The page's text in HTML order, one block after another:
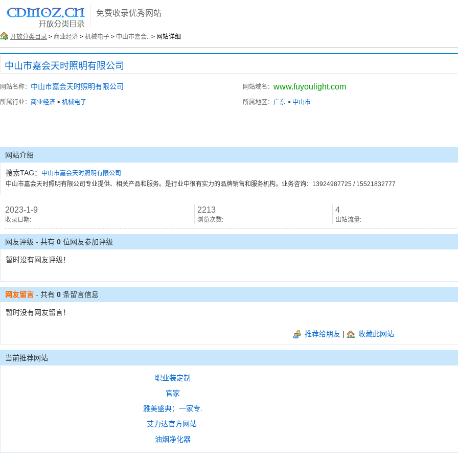
免费收录优秀网站
开放分类目录 > 商业经济 > 机械电子 > 中山市嘉会.. > 网站详细
中山市嘉会天时照明有限公司
网站名称： 中山市嘉会天时照明有限公司 网站域名： www.fuyoulight.com
所属行业： 商业经济 > 机械电子 所属地区： 广东 > 中山市
网站介绍
搜索TAG：
中山市嘉会天时照明有限公司
中山市嘉会天时照明有限公司专业提供、相关产品和服务。是行业中很有实力的品牌销售和服务机构。业务咨询：13924987725 / 15521832777
2023-1-9
收录日期:
2213
浏览次数:
4
出站流量:
网友评级 - 共有 0 位网友参加评级
暂时没有网友评级！
网友留言 - 共有 0 条留言信息
暂时没有网友留言！
推荐给朋友 | 收藏此网站
当前推荐网站
职业装定制
官家
雅美盛典：一家专.
艾力达官方网站
油烟净化器